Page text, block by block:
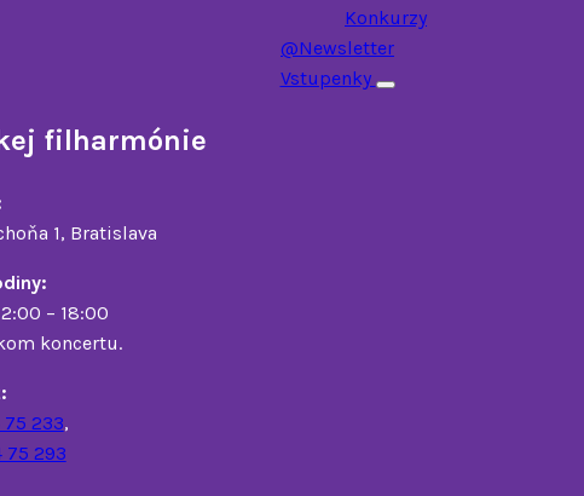
Konkurzy
@Newsletter
Vstupenky
Toggle submenu
filharmónie
1, Bratislava
– 18:00
koncertu.
75 233,
75 293